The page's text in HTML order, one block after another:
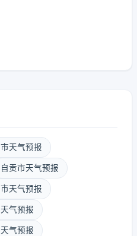
天气预报
自贡市天气预报
天气预报
气预报
气预报